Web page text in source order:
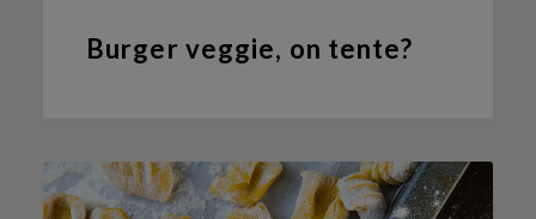
Burger veggie, on tente?